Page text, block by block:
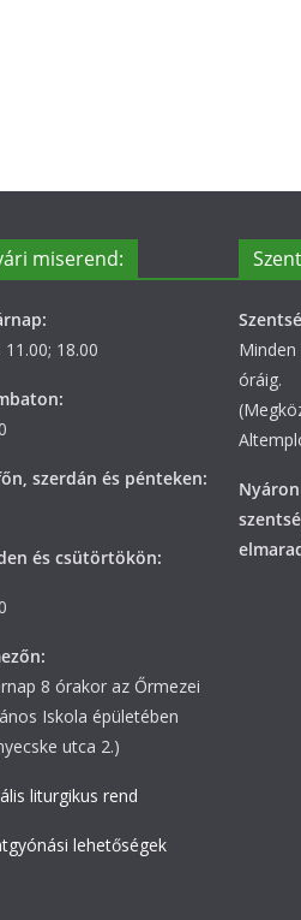
miserend:
11.00; 18.00
szerdán és pénteken:
és csütörtökön:
8 órakor az Őrmezei
Iskola épületében
utca 2.)
liturgikus rend
lehetőségek
óráig.